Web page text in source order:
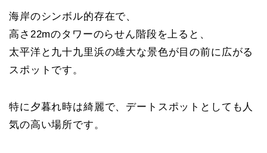
海岸のシンボル的存在で、
高さ22mのタワーのらせん階段を上ると、
太平洋と九十九里浜の雄大な景色が目の前に広がる
スポットです。
特に夕暮れ時は綺麗で、デートスポットとしても人
気の高い場所です。